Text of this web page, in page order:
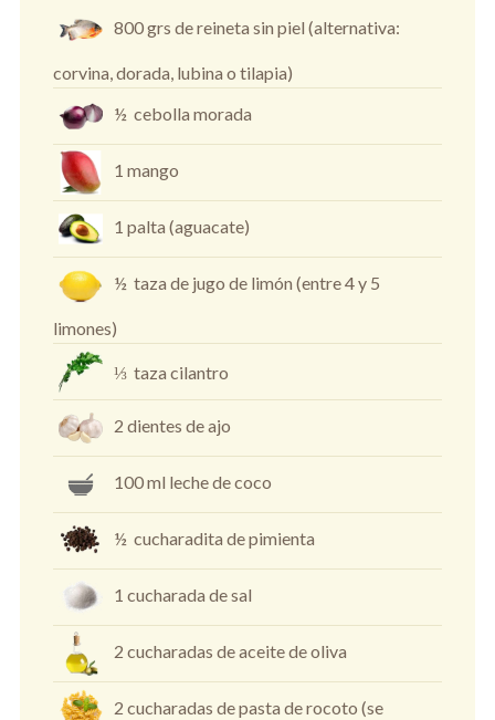
800 grs de reineta sin piel (alternativa:
corvina, dorada, lubina o tilapia)
½ cebolla morada
1 mango
1 palta (aguacate)
½ taza de jugo de limón (entre 4 y 5
limones)
⅓ taza cilantro
2 dientes de ajo
100 ml leche de coco
½ cucharadita de pimienta
1 cucharada de sal
2 cucharadas de aceite de oliva
2 cucharadas de pasta de rocoto (se